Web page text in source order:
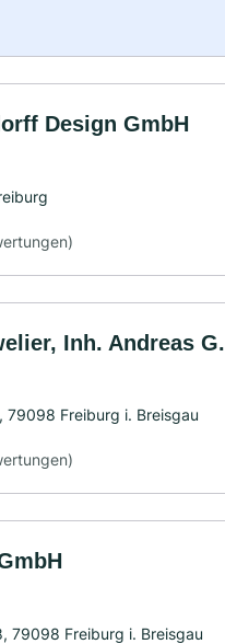
Design GmbH
Inh. Andreas
79098 Freiburg i. Breisgau
79098 Freiburg i. Breisgau